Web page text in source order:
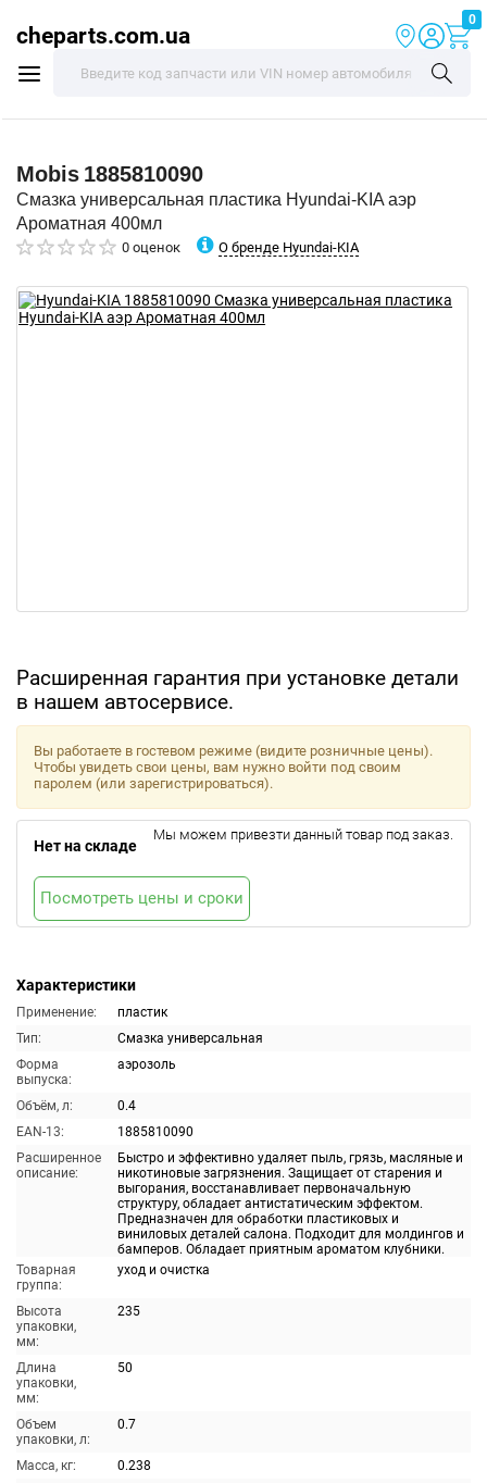
cheparts.com.ua
0
Mobis 1885810090
Смазка универсальная пластика Hyundai-KIA аэр
Ароматная 400мл
0 оценок О бренде Hyundai-KIA
Расширенная гарантия при установке детали
в нашем автосервисе.
Характеристики
Применение:
пластик
Тип:
Смазка универсальная
Форма
выпуска:
аэрозоль
Объём, л:
0.4
EAN-13:
1885810090
Расширенное
описание:
Быстро и эффективно удаляет пыль, грязь, масляные и
никотиновые загрязнения. Защищает от старения и
выгорания, восстанавливает первоначальную
структуру, обладает антистатическим эффектом.
Предназначен для обработки пластиковых и
виниловых деталей салона. Подходит для молдингов и
бамперов. Обладает приятным ароматом клубники.
Товарная
группа:
уход и очистка
Высота
упаковки,
мм:
235
Длина
упаковки,
мм:
50
Объем
упаковки, л:
0.7
Масса, кг:
0.238
Вы работаете в гостевом режиме (видите розничные цены).
Чтобы увидеть свои цены, вам нужно войти под своим
паролем (или зарегистрироваться).
Нет на складе
Мы можем привезти данный товар под заказ.
Посмотреть цены и сроки